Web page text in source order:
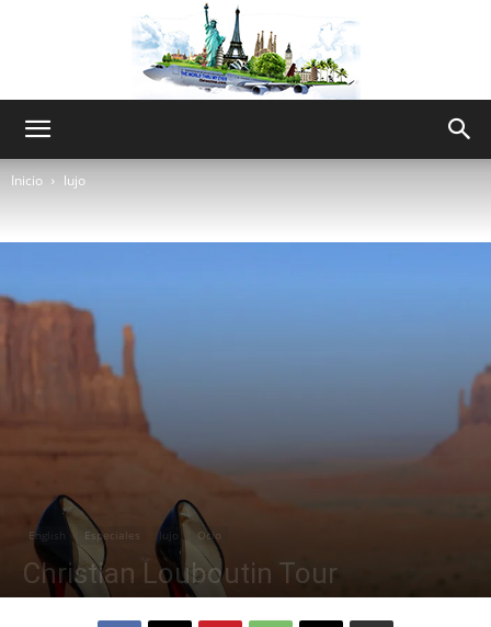
World
Inicio lujo
English Especiales Ocio
Christian Louboutin Tour